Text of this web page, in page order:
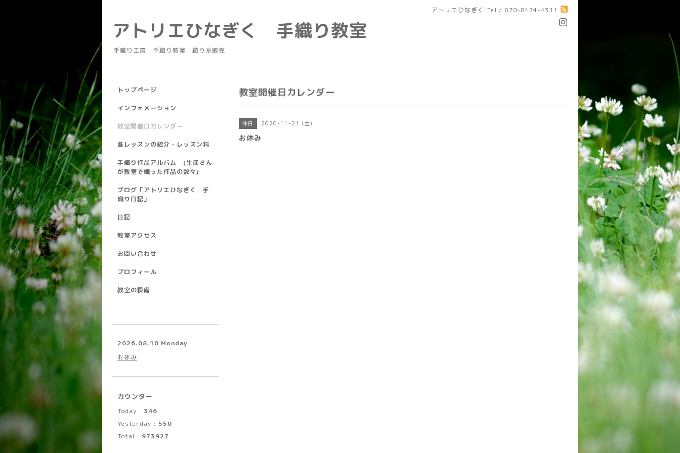
アトリエひなぎく Tel / 070-8474-4311
アトリエひなぎく 手織り教室
手織り工房 手織り教室 織り糸販売
教室開催日カレンダー
休日 2020-11-21 (土)
お休み
トップページ
インフォメーション
教室開催日カレンダー
各レッスンの紹介・レッスン料
手織り作品アルバム (生徒さん
が教室で織った作品の数々)
ブログ「アトリエひなぎく 手
織り日記」
日記
教室アクセス
お問い合わせ
プロフィール
教室の設備
2026.08.10 Monday
お休み
カウンター
Today : 346
Yesterday : 550
Total : 973927